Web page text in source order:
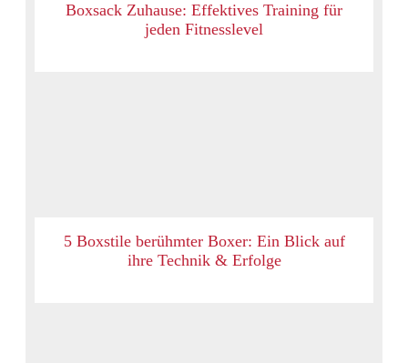
Boxsack Zuhause: Effektives Training für
jeden Fitnesslevel
5 Boxstile berühmter Boxer: Ein Blick auf
ihre Technik & Erfolge